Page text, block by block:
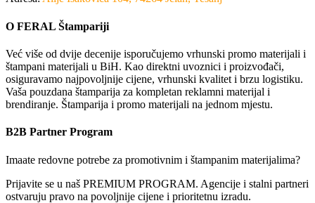
O FERAL Štampariji
Već više od dvije decenije isporučujemo vrhunski promo materijali i
štampani materijali u BiH. Kao direktni uvoznici i proizvođači,
osiguravamo najpovoljnije cijene, vrhunski kvalitet i brzu logistiku.
Vaša pouzdana štamparija za kompletan reklamni materijal i
brendiranje. Štamparija i promo materijali na jednom mjestu.
B2B Partner Program
Imaate redovne potrebe za promotivnim i štampanim materijalima?
Prijavite se u naš PREMIUM PROGRAM. Agencije i stalni partneri
ostvaruju pravo na povoljnije cijene i prioritetnu izradu.